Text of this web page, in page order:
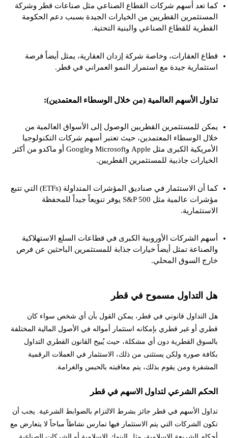
كما تعد أسهم شركات القطاع الصناعي مثل صناعات قطر وشركة
المستثمرين القطريين من الخيارات الجيدة بسبب دعم الحكومة
القطرية للقطاع الصناعي والبنية التحتية.
قطاع العقارات، وخاصة شركة إزدان العقارية، يمثل أيضاً فرصة
استثمارية جيدة مع استمرار النمو العمراني في قطر.
تداول الأسهم العالمية (من خلال الوسطاء المعتمدين):
يمكن للمستثمرين القطريين الوصول إلى الأسواق العالمية من
خلال الوسطاء المعتمدين، حيث تعتبر أسهم شركات التكنولوجيا
الأمريكية الكبرى مثل Apple وMicrosoft وGoogle أو ماكدو من أكثر
الخيارات جاذبية للمستثمرين القطريين.
كما أن الاستثمار في صناديق المؤشرات المتداولة (ETFs) التي تتبع
مؤشرات عالمية مثل S&P 500 يوفر تنويعاً جيداً للمحفظة
الاستثمارية.
أسهم الشركات الأوروبية الكبرى في قطاعات السلع الاستهلاكية
والصناعة تمثل أيضاً خيارات جذابة للمستثمرين الباحثين عن فرص
خارج السوق المحلي.
هل التداول مسموح في قطر
هل التداول قانوني في قطر، يمكن القول بأن أي شخص سواء كان
قطري أو غير قطري بإمكانه استثمار أمواله في الأصول المالية المختلفة
بالسوق القطرية دون أي مشكلة، حيث يُبيح القانون القطري التداول
بكافة صوره ولكن يستثنى من ذلك، الاستثمار في العملات الرقمية
المشفرة ومن يقوم بذلك، يتم معاقبته بالحبس والغرامة.
الحكم الشرعي لتداول الاسهم في قطر
تداول الأسهم في قطر جائز بشرط الالتزام بالضوابط الشرعية. يجب أن
تكون الشركات التي يتم الاستثمار فيها تمارس نشاطاً مباحاً لا يتعارض مع